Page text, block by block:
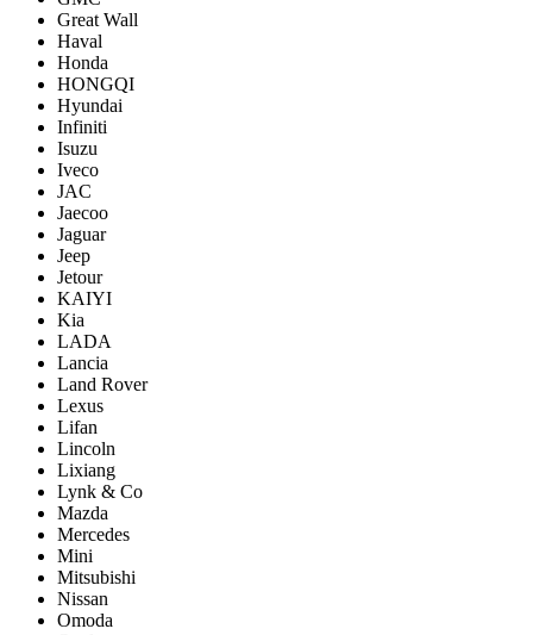
Great Wall
Haval
Honda
HONGQI
Hyundai
Infiniti
Isuzu
Iveco
JAC
Jaecoo
Jaguar
Jeep
Jetour
KAIYI
Kia
LADA
Lancia
Land Rover
Lexus
Lifan
Lincoln
Lixiang
Lynk & Co
Mazda
Mercedes
Mini
Mitsubishi
Nissan
Omoda